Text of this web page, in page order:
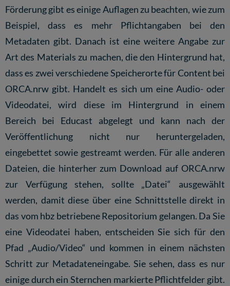
Förderung gibt es einige Auflagen zu beachten, wie zum
Beispiel, dass es mehr Pflichtangaben bei den
Metadaten gibt. Danach ist eine weitere Angabe zur
Art des Materials zu machen, die den Hintergrund hat,
dass es zwei verschiedene Speicherorte für Content bei
ORCA.nrw gibt. Handelt es sich um eine Audio- oder
Videodatei, wird diese im Hintergrund in einem
Bereich bei Educast abgelegt und kann nach der
Veröffentlichung nicht nur heruntergeladen,
eingebettet sowie gestreamt werden. Für alle anderen
Dateien, die hinterher zum Download auf ORCA.nrw
zur Verfügung stehen, sollte „Datei“ ausgewählt
werden, damit diese über eine Schnittstelle direkt in
das vom hbz betriebene Repositorium gelangen. Da Sie
eine Videodatei haben, entscheiden Sie sich für den
Pfad „Audio/Video“ und kommen in einem nächsten
Schritt zur Metadateneingabe. Sie sehen, dass es nur
einige durch ein Sternchen markierte Pflichtfelder gibt.